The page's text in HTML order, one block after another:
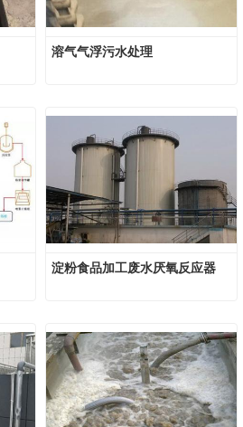
溶气气浮污水处理
淀粉食品加工废水厌氧反应器